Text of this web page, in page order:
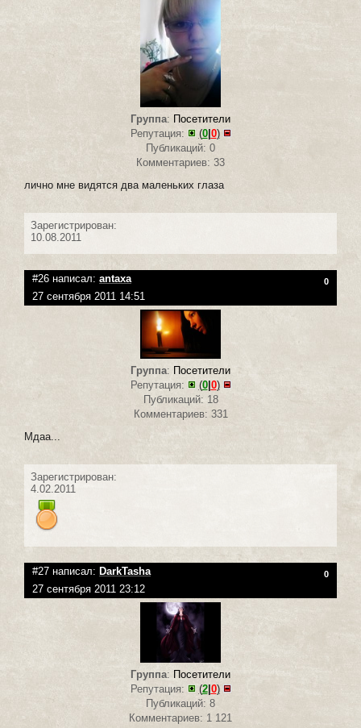
Группа: Посетители
Репутация:
(0| 0)
Публикаций: 0
Комментариев: 33
лично мне видятся два маленьких глаза
Зарегистрирован:
10.08.2011
#26 написал: antaxa 0
27 сентября 2011 14:51
Группа: Посетители
Репутация:
(0| 0)
Публикаций: 18
Комментариев: 331
Мдаа...
Зарегистрирован:
4.02.2011
#27 написал: DarkTasha 0
27 сентября 2011 23:12
Группа: Посетители
Репутация:
(2| 0)
Публикаций: 8
Комментариев: 1 121